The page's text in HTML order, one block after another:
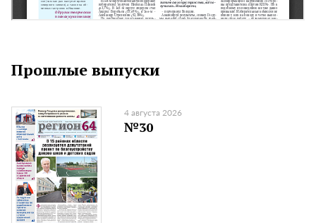
Прошлые выпуски
4 августа 2026
№30